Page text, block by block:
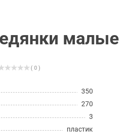
малые
( 0 )
350
270
3
пластик